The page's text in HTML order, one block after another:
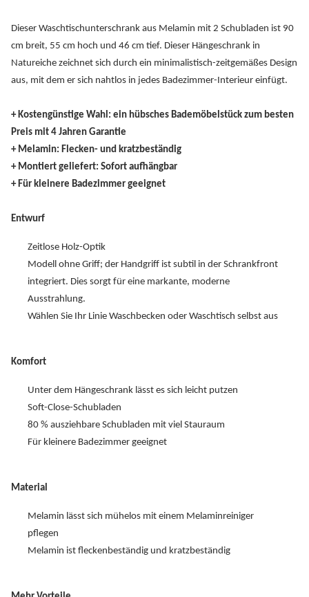
Dieser Waschtischunterschrank aus Melamin mit 2 Schubladen ist 90
cm breit, 55 cm hoch und 46 cm tief. Dieser Hängeschrank in
Natureiche zeichnet sich durch ein minimalistisch-zeitgemäßes Design
aus, mit dem er sich nahtlos in jedes Badezimmer-Interieur einfügt.
+ Kostengünstige Wahl: ein hübsches Bademöbelstück zum besten
Preis mit 4 Jahren Garantie
+ Melamin: Flecken- und kratzbeständig
+ Montiert geliefert: Sofort aufhängbar
+ Für kleinere Badezimmer geeignet
Entwurf
Zeitlose Holz-Optik
Modell ohne Griff; der Handgriff ist subtil in der Schrankfront
integriert. Dies sorgt für eine markante, moderne
Ausstrahlung.
Wählen Sie Ihr Linie Waschbecken oder Waschtisch selbst aus
Komfort
Unter dem Hängeschrank lässt es sich leicht putzen
Soft-Close-Schubladen
80 % ausziehbare Schubladen mit viel Stauraum
Für kleinere Badezimmer geeignet
Material
Melamin lässt sich mühelos mit einem Melaminreiniger
pflegen
Melamin ist fleckenbeständig und kratzbeständig